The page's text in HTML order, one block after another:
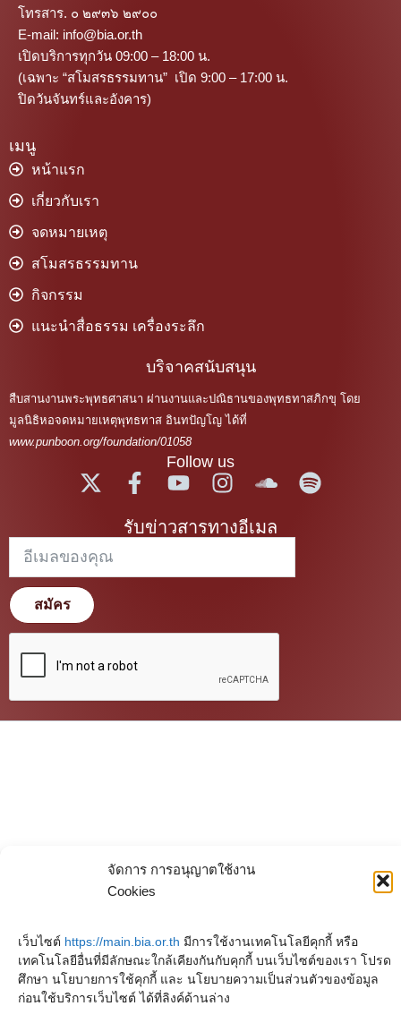
จัดการ การอนุญาตใช้งาน
Cookies
เว็บไซต์ https://main.bia.or.th มีการใช้งานเทคโนโลยีคุกกี้ หรือ
เทคโนโลยีอื่นที่มีลักษณะใกล้เคียงกันกับคุกกี้ บนเว็บไซต์ของเรา โปรด
ศึกษา นโยบายการใช้คุกกี้ และ นโยบายความเป็นส่วนตัวของข้อมูล
ก่อนใช้บริการเว็บไซต์ ได้ที่ลิงค์ด้านล่าง
โทรสาร. ๐ ๒๙๓๖ ๒๙๐๐
E-mail: info@bia.or.th
เปิดบริการทุกวัน 09:00 – 18:00 น.
(เฉพาะ “สโมสรธรรมทาน” เปิด 9:00 – 17:00 น.
ปิดวันจันทร์และอังคาร)
เมนู
หน้าแรก
เกี่ยวกับเรา
จดหมายเหตุ
สโมสรธรรมทาน
กิจกรรม
แนะนำสื่อธรรม เครื่องระลึก
บริจาคสนับสนุน
สืบสานงานพระพุทธศาสนา ผ่านงานและปณิธานของพุทธทาสภิกขุ โดย
มูลนิธิหอจดหมายเหตุพุทธทาส อินทปัญโญ ได้ที่
www.punboon.org/foundation/01058
Follow us
รับข่าวสารทางอีเมล
สมัคร